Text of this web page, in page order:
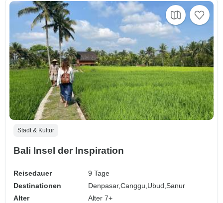
Stadt & Kultur
Bali Insel der Inspiration
Reisedauer
9 Tage
Destinationen
Denpasar,Canggu, Ubud,Sanur
Alter
Alter 7+